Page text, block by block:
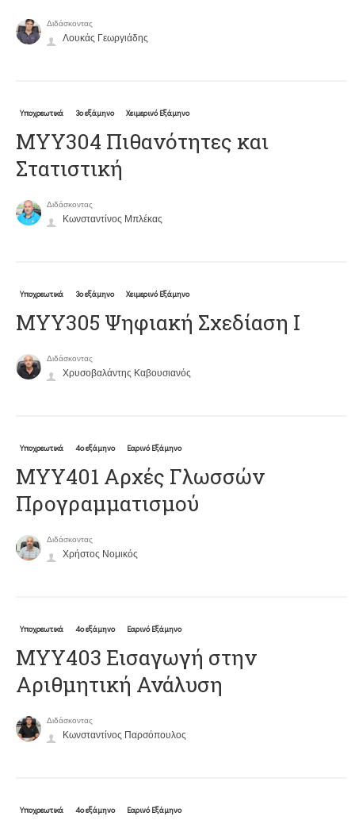
Διδάσκοντας
Λουκάς Γεωργιάδης
Υποχρεωτικά 3ο εξάμηνο Χειμερινό Εξάμηνο
ΜΥΥ304 Πιθανότητες και
Στατιστική
Διδάσκοντας
Κωνσταντίνος Μπλέκας
Υποχρεωτικά 3ο εξάμηνο Χειμερινό Εξάμηνο
ΜΥΥ305 Ψηφιακή Σχεδίαση Ι
Διδάσκοντας
Χρυσοβαλάντης Καβουσιανός
Υποχρεωτικά 4ο εξάμηνο Εαρινό Εξάμηνο
ΜΥΥ401 Αρχές Γλωσσών
Προγραμματισμού
Διδάσκοντας
Χρήστος Νομικός
Υποχρεωτικά 4ο εξάμηνο Εαρινό Εξάμηνο
ΜΥΥ403 Εισαγωγή στην
Αριθμητική Ανάλυση
Διδάσκοντας
Κωνσταντίνος Παρσόπουλος
Υποχρεωτικά 4ο εξάμηνο Εαρινό Εξάμηνο